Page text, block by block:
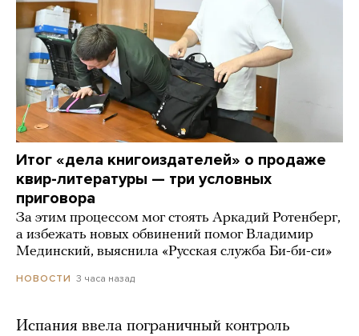
Итог «дела книгоиздателей» о продаже
квир-литературы — три условных
приговора
За этим процессом мог стоять Аркадий Ротенберг,
а избежать новых обвинений помог Владимир
Мединский, выяснила «Русская служба Би-би-си»
НОВОСТИ 3 часа назад
Испания ввела пограничный контроль